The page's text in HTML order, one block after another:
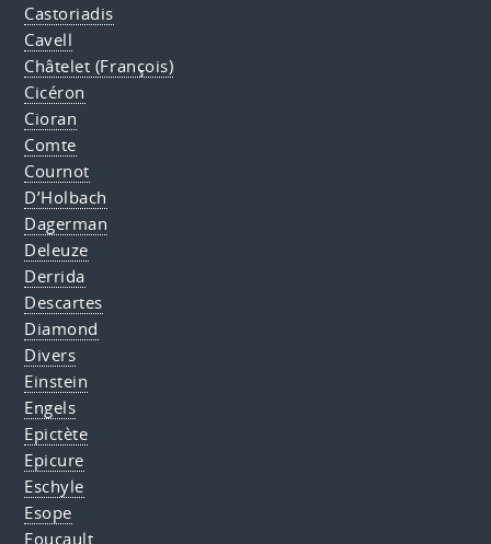
Castoriadis
Cavell
Châtelet (François)
Cicéron
Cioran
Comte
Cournot
D’Holbach
Dagerman
Deleuze
Derrida
Descartes
Diamond
Divers
Einstein
Engels
Epictète
Epicure
Eschyle
Esope
Foucault